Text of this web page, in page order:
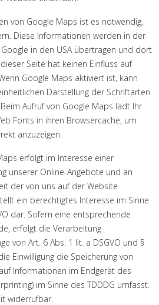
von Google Maps ist es notwendig,
Diese Informationen werden in der
Google in den USA übertragen und dort
Seite hat keinen Einfluss auf
Google Maps aktiviert ist, kann
Darstellung der Schriftarten
Aufruf von Google Maps lädt Ihr
Fonts in ihren Browsercache, um
anzuzeigen.
erfolgt im Interesse einer
unserer Online-Angebote und an
der von uns auf der Website
ein berechtigtes Interesse im Sinne
dar. Sofern eine entsprechende
erfolgt die Verarbeitung
von Art. 6 Abs. 1 lit. a DSGVO und §
Einwilligung die Speicherung von
Informationen im Endgerät des
im Sinne des TDDDG umfasst.
widerrufbar.